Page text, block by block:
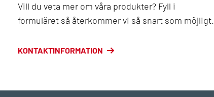
Vill du veta mer om våra produkter? Fyll i
formuläret så återkommer vi så snart som möjligt.
KONTAKTINFORMATION